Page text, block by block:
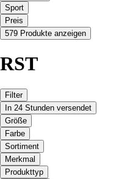
Sport
Preis
579 Produkte anzeigen
RST
Filter
In 24 Stunden versendet
Größe
Farbe
Sortiment
Merkmal
Produkttyp